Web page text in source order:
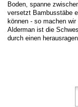
Boden, spanne
versetzt Bambusstäbe
können - so machen wir
Alderman ist die
durch einen